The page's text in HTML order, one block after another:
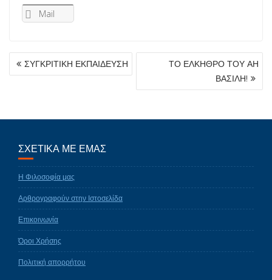
Mail
ΠΛΟΉΓΗΣΗ
ΆΡΘΡΩΝ
ΣΥΓΚΡΙΤΙΚΗ ΕΚΠΑΙΔΕΥΣΗ
ΤΟ ΕΛΚΗΘΡΟ ΤΟΥ ΑΗ
ΒΑΣΙΛΗ!
ΣΧΕΤΙΚΑ ΜΕ ΕΜΑΣ
Η Φιλοσοφία μας
Αρθρογραφούν στην Ιστοσελίδα
Επικοινωνία
Όροι Χρήσης
Πολιτική απορρήτου